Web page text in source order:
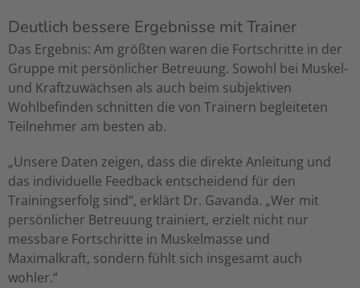
Deutlich bessere Ergebnisse mit Trainer
Das Ergebnis: Am größten waren die Fortschritte in der
Gruppe mit persönlicher Betreuung. Sowohl bei Muskel-
und Kraftzuwächsen als auch beim subjektiven
Wohlbefinden schnitten die von Trainern begleiteten
Teilnehmer am besten ab.
„Unsere Daten zeigen, dass die direkte Anleitung und
das individuelle Feedback entscheidend für den
Trainingserfolg sind“, erklärt Dr. Gavanda. „Wer mit
persönlicher Betreuung trainiert, erzielt nicht nur
messbare Fortschritte in Muskelmasse und
Maximalkraft, sondern fühlt sich insgesamt auch
wohler.“